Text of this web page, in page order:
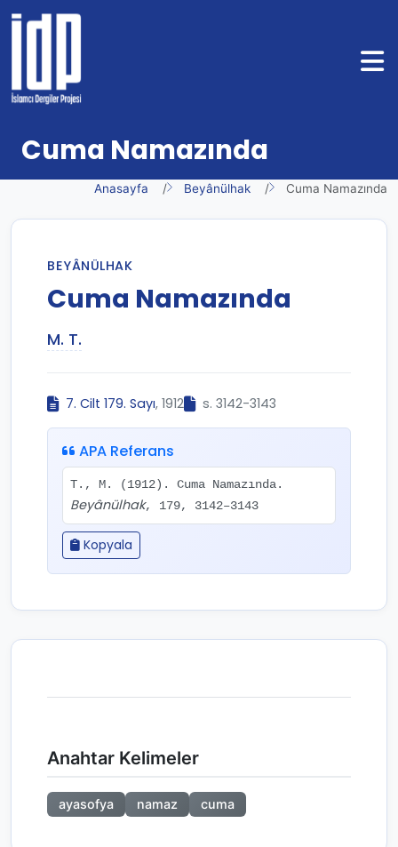
Cuma Namazında
Anasayfa Beyânülhak Cuma Namazında
BEYÂNÜLHAK
Cuma Namazında
M. T.
7. Cilt 179. Sayı, 1912 s. 3142-3143
APA Referans
T., M. (1912). Cuma Namazında.
Beyânülhak, 179, 3142–3143
Kopyala
Anahtar Kelimeler
ayasofya namaz cuma